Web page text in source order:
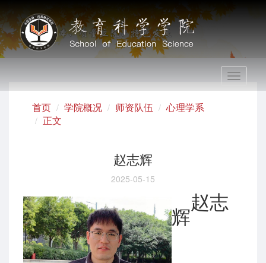
Toggle
首页 学院概况 师资队伍
心理学系
正文
赵志辉
2025-05-15
赵志
辉